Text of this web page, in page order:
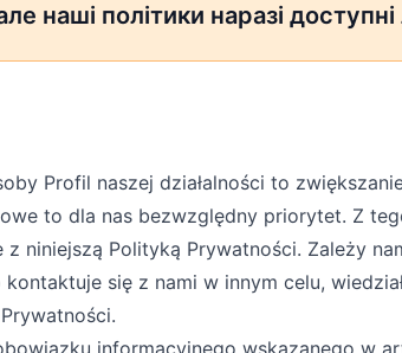
наші політики наразі
Profil naszej działalności to
to dla nas bezwzględny priorytet. Z
niniejszą Polityką Prywatności. Zależy
się z nami w innym celu,
informacyjnego wskazanego w